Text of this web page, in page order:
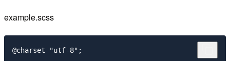
example.scss
@charset "utf-8";